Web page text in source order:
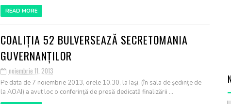
READ MORE
COALIȚIA 52 BULVERSEAZĂ SECRETOMANIA
GUVERNANȚILOR
noiembrie 11, 2013
Pe data de 7 noiembrie 2013, orele 10.30, la Iaşi, (în sala de şedinţe de
la AOAI) a avut loc o conferinţă de presă dedicată finalizării ...